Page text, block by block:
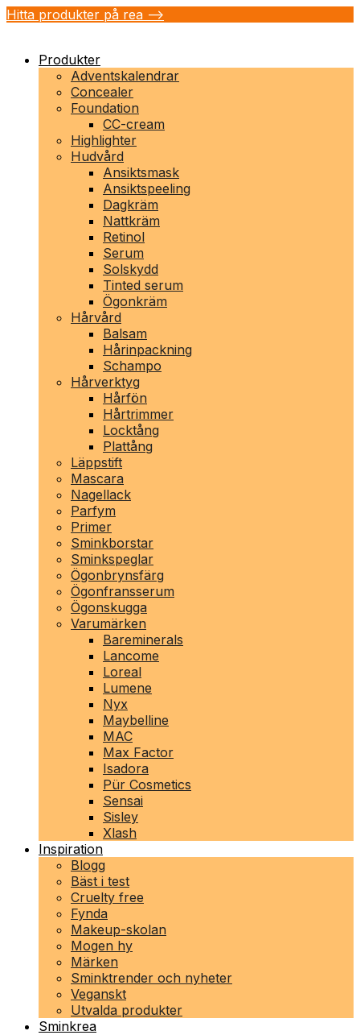
Hitta produkter på rea -->
Produkter
Adventskalendrar
Concealer
Foundation
CC-cream
Highlighter
Hudvård
Ansiktsmask
Ansiktspeeling
Dagkräm
Nattkräm
Retinol
Serum
Solskydd
Tinted serum
Ögonkräm
Hårvård
Balsam
Hårinpackning
Schampo
Hårverktyg
Hårfön
Hårtrimmer
Locktång
Plattång
Läppstift
Mascara
Nagellack
Parfym
Primer
Sminkborstar
Sminkspeglar
Ögonbrynsfärg
Ögonfransserum
Ögonskugga
Varumärken
Bareminerals
Lancome
Loreal
Lumene
Nyx
Maybelline
MAC
Max Factor
Isadora
Pür Cosmetics
Sensai
Sisley
Xlash
Inspiration
Blogg
Bäst i test
Cruelty free
Fynda
Makeup-skolan
Mogen hy
Märken
Sminktrender och nyheter
Veganskt
Utvalda produkter
Sminkrea